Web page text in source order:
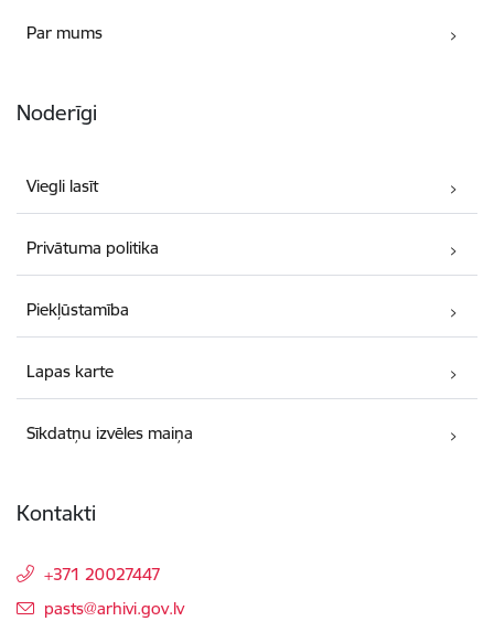
Par mums
Noderīgi
Viegli lasīt
Privātuma politika
Piekļūstamība
Lapas karte
Sīkdatņu izvēles maiņa
Kontakti
+371 20027447
E-pasts:
pasts@arhivi.gov.lv